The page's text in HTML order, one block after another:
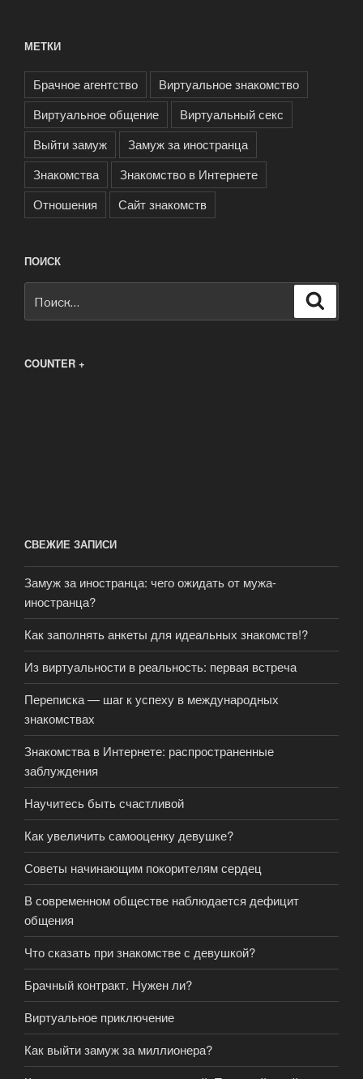
МЕТКИ
Брачное агентство
Виртуальное знакомство
Виртуальное общение
Виртуальный секс
Выйти замуж
Замуж за иностранца
Знакомства
Знакомство в Интернете
Отношения
Сайт знакомств
ПОИСК
COUNTER +
СВЕЖИЕ ЗАПИСИ
Замуж за иностранца: чего ожидать от мужа-
иностранца?
Как заполнять анкеты для идеальных знакомств!?
Из виртуальности в реальность: первая встреча
Переписка — шаг к успеху в международных
знакомствах
Знакомства в Интернете: распространенные
заблуждения
Научитесь быть счастливой
Как увеличить самооценку девушке?
Советы начинающим покорителям сердец
В современном обществе наблюдается дефицит
общения
Что сказать при знакомстве с девушкой?
Брачный контракт. Нужен ли?
Виртуальное приключение
Как выйти замуж за миллионера?